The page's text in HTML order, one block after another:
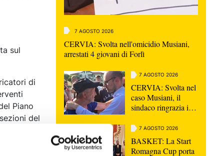
sul
di
Piano
del
7 AGOSTO 2026
CERVIA: Svolta nell'omicidio Musiani,
arrestati 4 giovani di Forlì
7 AGOSTO 2026
CERVIA: Svolta nel
caso Musiani, il
sindaco ringrazia i
7 AGOSTO 2026
BASKET: La Start
Romagna Cup porta